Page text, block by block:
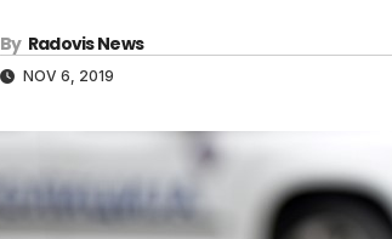
By Radovis News
NOV 6, 2019